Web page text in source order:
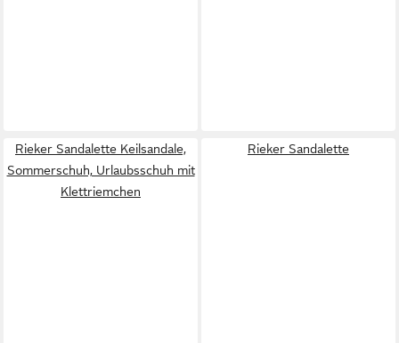
Rieker Sandalette Keilsandale,
Sommerschuh, Urlaubsschuh mit
Klettriemchen
Rieker Sandalette